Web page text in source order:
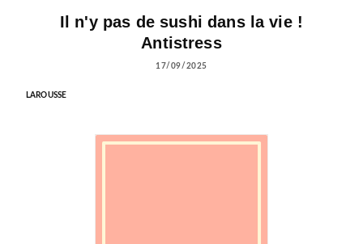
Il n'y pas de sushi dans la vie !
Antistress
17/09/2025
LAROUSSE